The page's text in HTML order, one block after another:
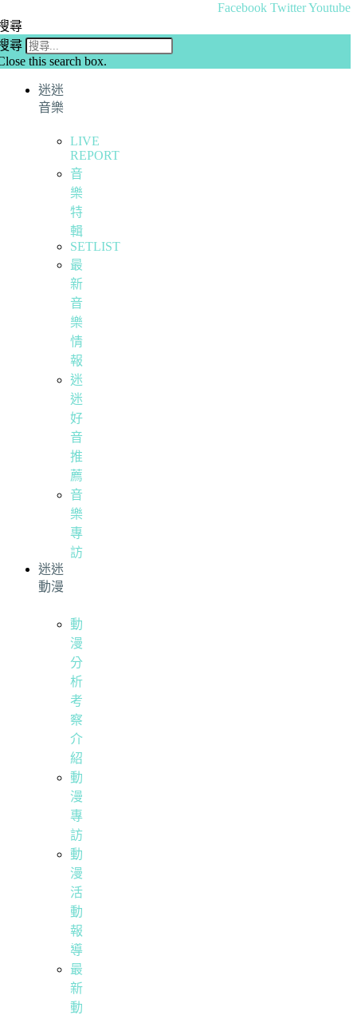
Facebook TwitterYoutube
尋
尋
this search box.
迷迷
音樂
LIVE
REPORT
音
樂
特
輯
SETLIST
最
新
音
樂
情
報
迷
迷
好
音
推
薦
音
樂
專
訪
迷迷
動漫
動
漫
分
析
考
察
介
紹
動
漫
專
訪
動
漫
活
動
報
導
最
新
動